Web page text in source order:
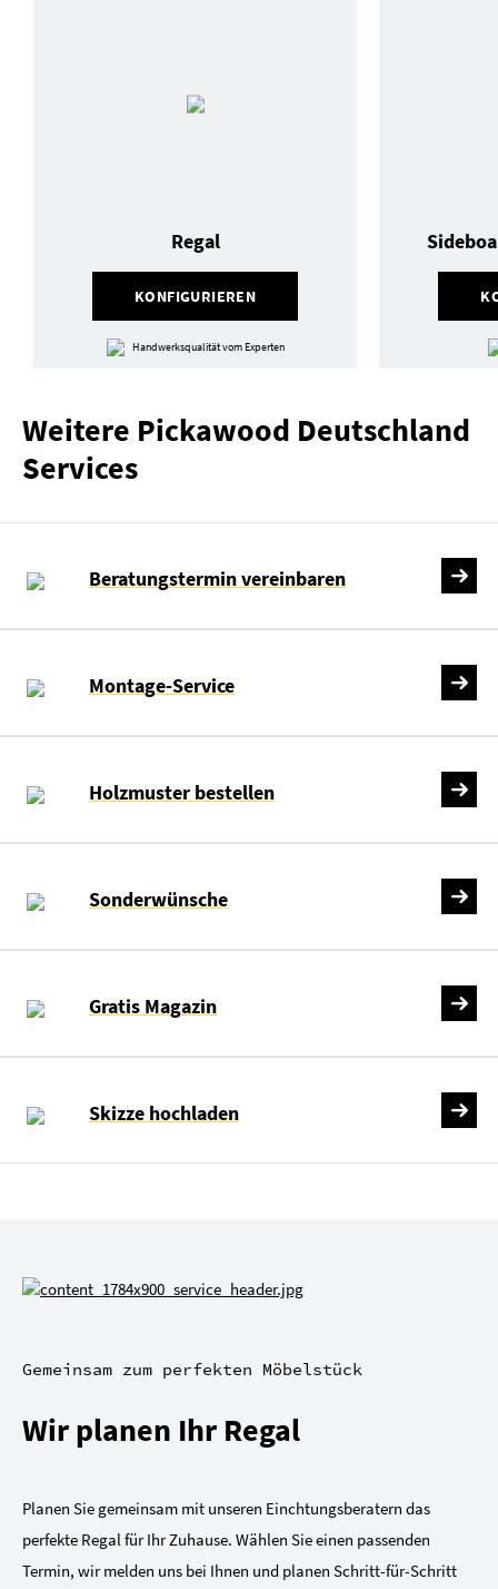
KONFIGURIEREN
Regal
Handwerksqualität vom Experten
Weitere Pickawood Deutschland
Services
Beratungstermin vereinbaren
Montage-Service
Holzmuster bestellen
Sonderwünsche
Gratis Magazin
Skizze hochladen
Gemeinsam zum perfekten Möbelstück
Wir planen Ihr Regal
Planen Sie gemeinsam mit unseren Einchtungsberatern das
perfekte Regal für Ihr Zuhause. Wählen Sie einen passenden
Termin, wir melden uns bei Ihnen und planen Schritt-für-Schritt